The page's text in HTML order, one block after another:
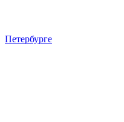
Петербурге